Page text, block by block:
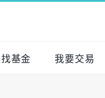
找基金 我要交易